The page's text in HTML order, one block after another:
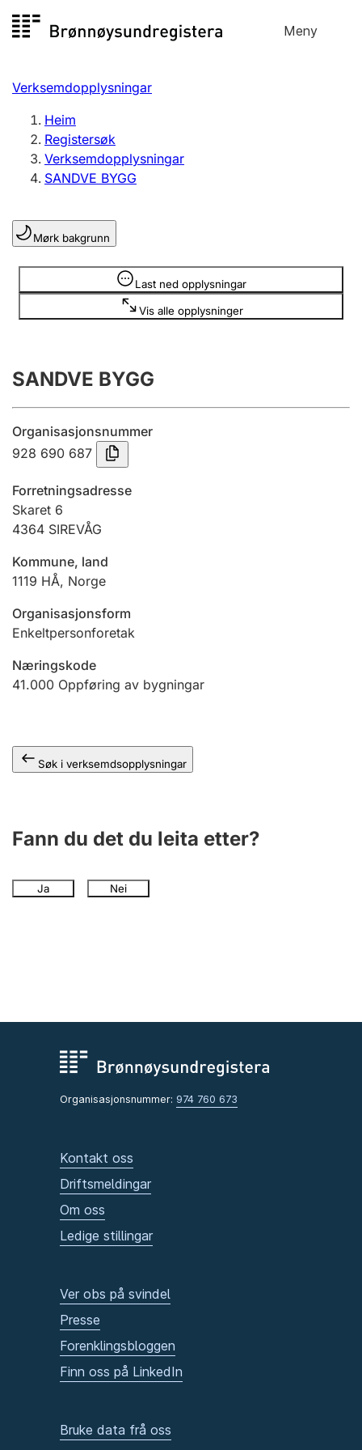
til
Meny
Registersøk
Aksjeselskap
Enkeltpersonføretak
Registrere, endre, slette
Lag og foreining
Registrere, endre, slette
Innsending og forseinkingsgebyr
Jeger
Ektepaktrettleiaren
Andre tema
Verksemdopplysningar
Heim
Registersøk
Verksemdopplysningar
SANDVE BYGG
Mørk bakgrunn
Last ned opplysningar
Vis alle opplysninger
Opplysninger er skjult
SANDVE BYGG
Organisasjonsnummer
928 690 687
Forretningsadresse
Skaret 6
4364 SIREVÅG
Kommune, land
1119 HÅ, Norge
Organisasjonsform
Enkeltpersonforetak
Næringskode
41.000 Oppføring av bygningar
Søk i verksemdsopplysningar
Fann du det du leita etter?
Ja Nei
Organisasjonsnummer: 974 760 673
Kontakt oss
Driftsmeldingar
Om oss
Ledige stillingar
Ver obs på svindel
Presse
Forenklingsbloggen
Finn oss på LinkedIn
Bruke data frå oss